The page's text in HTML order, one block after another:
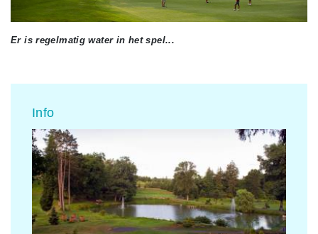
Er is regelmatig water in het spel...
Info